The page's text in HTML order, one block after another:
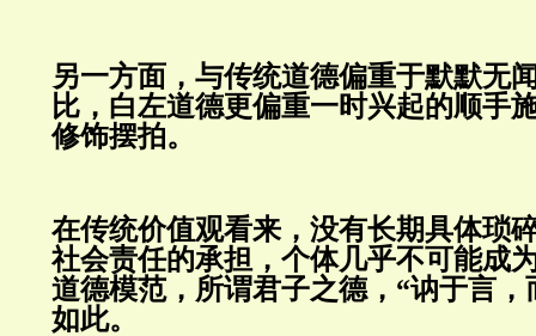
另一方面，与传统道德偏重于默默无
比，白左道德更偏重一时兴起的顺手
修饰摆拍。
在传统价值观看来，没有长期具体琐
社会责任的承担，个体几乎不可能成
道德模范，所谓君子之德，“讷于言，
如此。